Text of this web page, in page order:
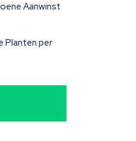
Aanwinst
Planten per